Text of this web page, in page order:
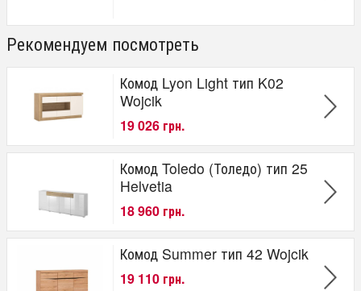
Рекомендуем посмотреть
Комод Lyon Light тип K02
Wojcik
19 026 грн.
Комод Toledo (Толедо) тип 25
Helvetia
18 960 грн.
Комод Summer тип 42 Wojcik
19 110 грн.